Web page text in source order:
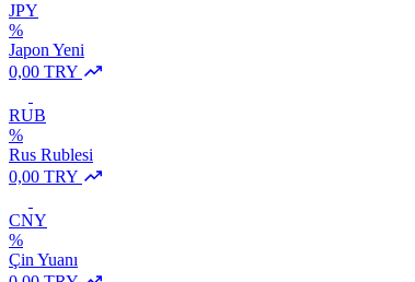
JPY
%
Japon Yeni
0,00 TRY
RUB
%
Rus Rublesi
0,00 TRY
CNY
%
Çin Yuanı